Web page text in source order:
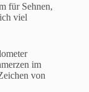
für Sehnen,
viel
im
von